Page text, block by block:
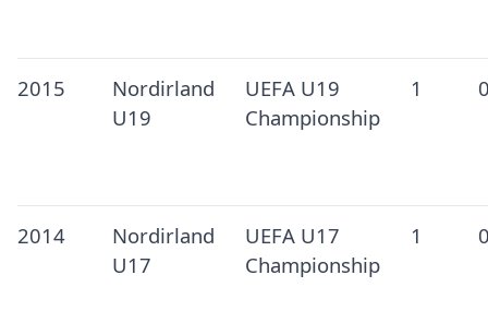
2015
Nordirland
U19
UEFA U19
Championship
1
2014
Nordirland
U17
UEFA U17
Championship
1